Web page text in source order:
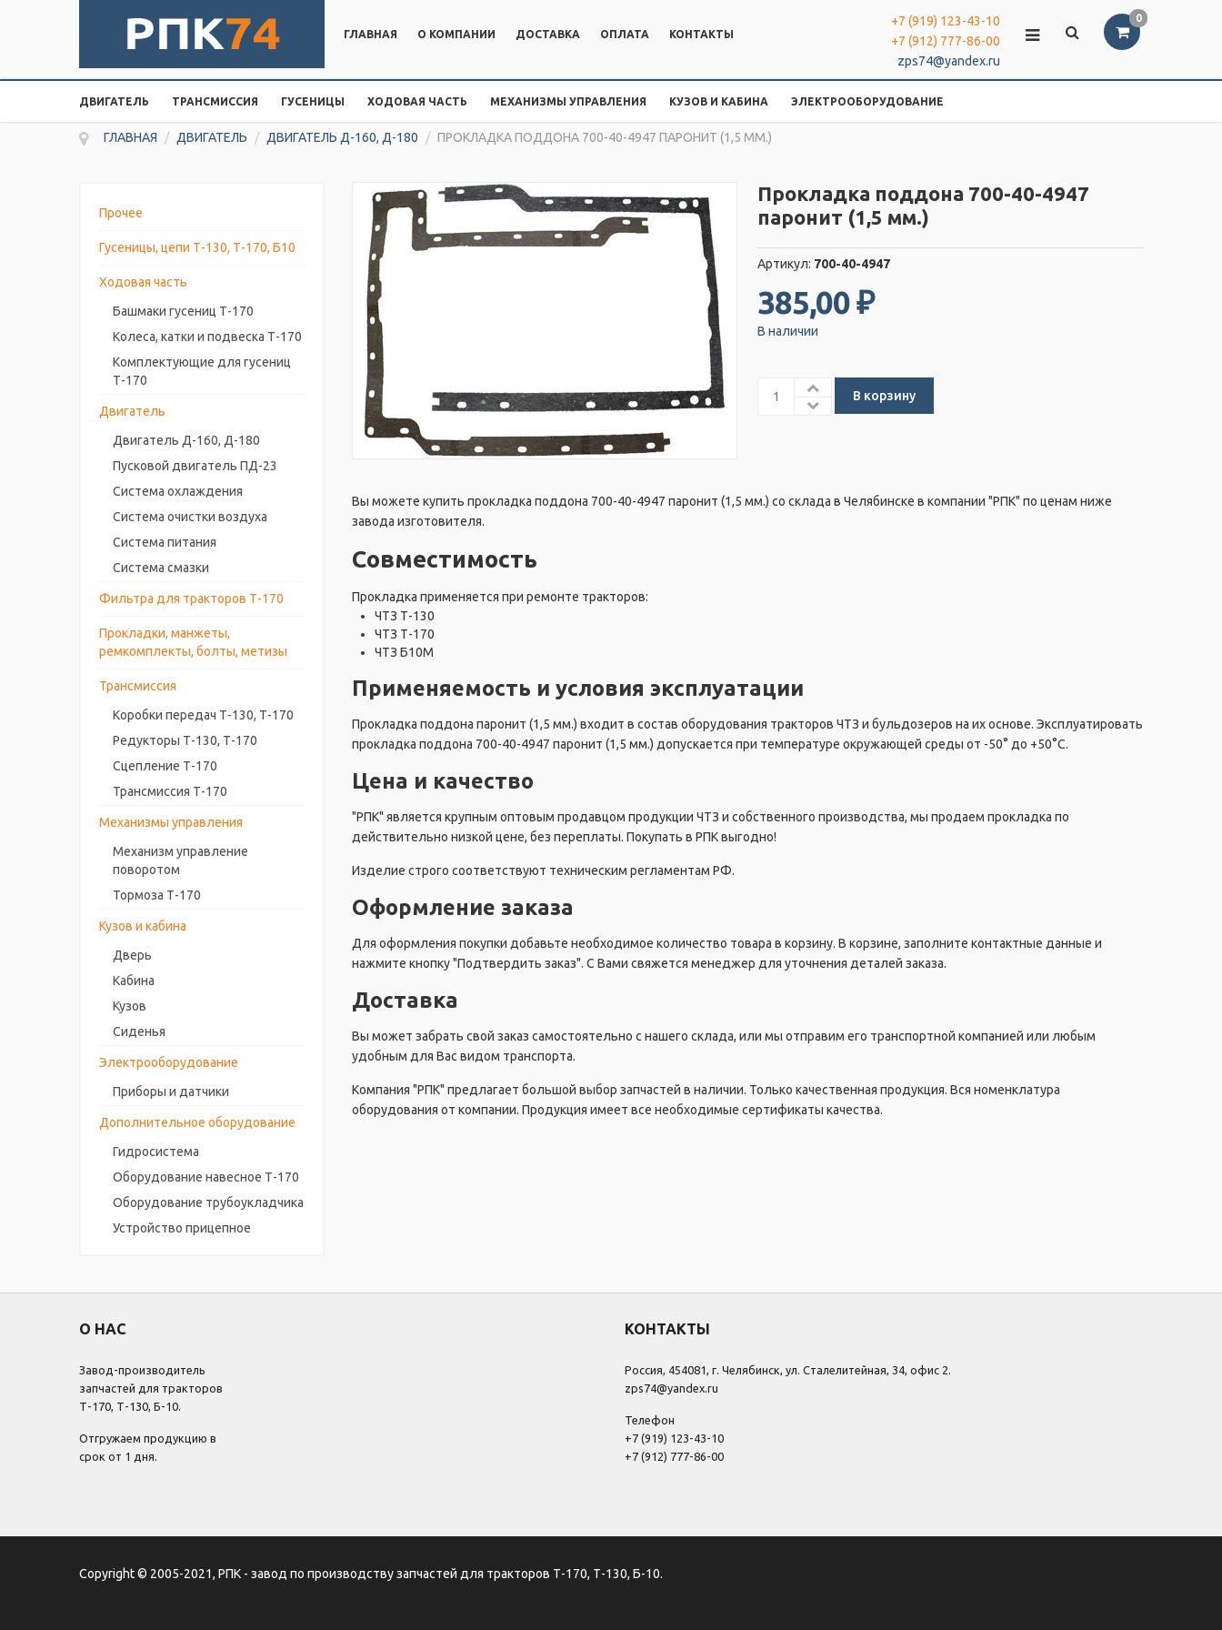
0
ГЛАВНАЯ
О КОМПАНИИ ДОСТАВКА ОПЛАТА КОНТАКТЫ
+7 (919) 123-43-10
+7 (912) 777-86-00
zps74@yandex.ru
ДВИГАТЕЛЬ ТРАНСМИССИЯ ГУСЕНИЦЫ ХОДОВАЯ ЧАСТЬ МЕХАНИЗМЫ УПРАВЛЕНИЯ КУЗОВ И КАБИНА ЭЛЕКТРООБОРУДОВАНИЕ
ГЛАВНАЯ / ДВИГАТЕЛЬ / ДВИГАТЕЛЬ Д-160, Д-180 / ПРОКЛАДКА ПОДДОНА 700-40-4947 ПАРОНИТ (1,5 ММ.)
Прочее
Гусеницы, цепи Т-130, Т-170, Б10
Ходовая часть
Башмаки гусениц Т-170
Колеса, катки и подвеска Т-170
Комплектующие для гусениц
Т-170
Двигатель
Двигатель Д-160, Д-180
Пусковой двигатель ПД-23
Система охлаждения
Система очистки воздуха
Система питания
Система смазки
Фильтра для тракторов Т-170
Прокладки, манжеты,
ремкомплекты, болты, метизы
Трансмиссия
Коробки передач Т-130, Т-170
Редукторы Т-130, Т-170
Сцепление Т-170
Трансмиссия Т-170
Механизмы управления
Механизм управление
поворотом
Тормоза Т-170
Кузов и кабина
Дверь
Кабина
Кузов
Сиденья
Электрооборудование
Приборы и датчики
Дополнительное оборудование
Гидросистема
Оборудование навесное Т-170
Оборудование трубоукладчика
Устройство прицепное
Прокладка поддона 700-40-4947
паронит (1,5 мм.)
Артикул: 700-40-4947
385,00 ₽
В наличии
Вы можете купить прокладка поддона 700-40-4947 паронит (1,5 мм.) со склада в Челябинске в компании "РПК" по ценам ниже
завода изготовителя.
Совместимость
Прокладка применяется при ремонте тракторов:
ЧТЗ Т-130
ЧТЗ Т-170
ЧТЗ Б10М
Применяемость и условия эксплуатации
Прокладка поддона паронит (1,5 мм.) входит в состав оборудования тракторов ЧТЗ и бульдозеров на их основе. Эксплуатировать
прокладка поддона 700-40-4947 паронит (1,5 мм.) допускается при температуре окружающей среды от -50° до +50°C.
Цена и качество
"РПК" является крупным оптовым продавцом продукции ЧТЗ и собственного производства, мы продаем прокладка по
действительно низкой цене, без переплаты. Покупать в РПК выгодно!
Изделие строго соответствуют техническим регламентам РФ.
Оформление заказа
Для оформления покупки добавьте необходимое количество товара в корзину. В корзине, заполните контактные данные и
нажмите кнопку "Подтвердить заказ". С Вами свяжется менеджер для уточнения деталей заказа.
Доставка
Вы может забрать свой заказ самостоятельно с нашего склада, или мы отправим его транспортной компанией или любым
удобным для Вас видом транспорта.
Компания "РПК" предлагает большой выбор запчастей в наличии. Только качественная продукция. Вся номенклатура
оборудования от компании. Продукция имеет все необходимые сертификаты качества.
О НАС
Завод-производитель
запчастей для тракторов
Т-170, Т-130, Б-10.
Отгружаем продукцию в
срок от 1 дня.
КОНТАКТЫ
Россия, 454081, г. Челябинск, ул. Сталелитейная, 34, офис 2.
zps74@yandex.ru
Телефон
+7 (919) 123-43-10
+7 (912) 777-86-00
Copyright © 2005-2021, РПК - завод по производству запчастей для тракторов Т-170, Т-130, Б-10.